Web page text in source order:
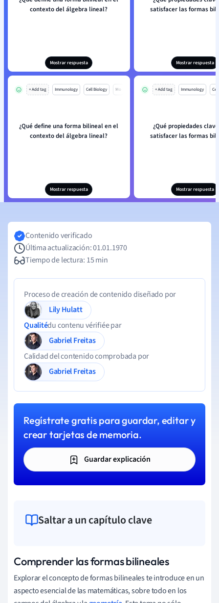
contexto del álgebra lineal?
Mostrar respuesta
satisfacer las formas
Mostrar respuesta
+ Add tag Immunology Cell Biology Mo
¿Qué define una forma bilineal en el
contexto del álgebra lineal?
Mostrar respuesta
+ Add tag Immunology
¿Qué propiedades
satisfacer las formas
Mostrar respuesta
Contenido verificado
Última actualización: 01.01.1970
Tiempo de lectura: 15 min
Proceso de creación de contenido diseñado por
Lily Hulatt
Qualitédu contenu vérifiée par
Gabriel Freitas
Calidad del contenido comprobada por
Gabriel Freitas
Regístrate gratis para guardar, editar y
crear tarjetas de memoria.
Guardar explicación
Saltar a un capítulo clave
Comprender las formas bilineales
Explorar el concepto de formas bilineales te introduce en un
aspecto esencial de las matemáticas, sobre todo en los